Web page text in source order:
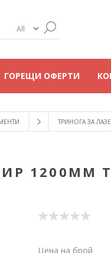
ГОРЕЩИ ОФЕРТИ
ТРИНОГА ЗА
1200MM
Цена на брой